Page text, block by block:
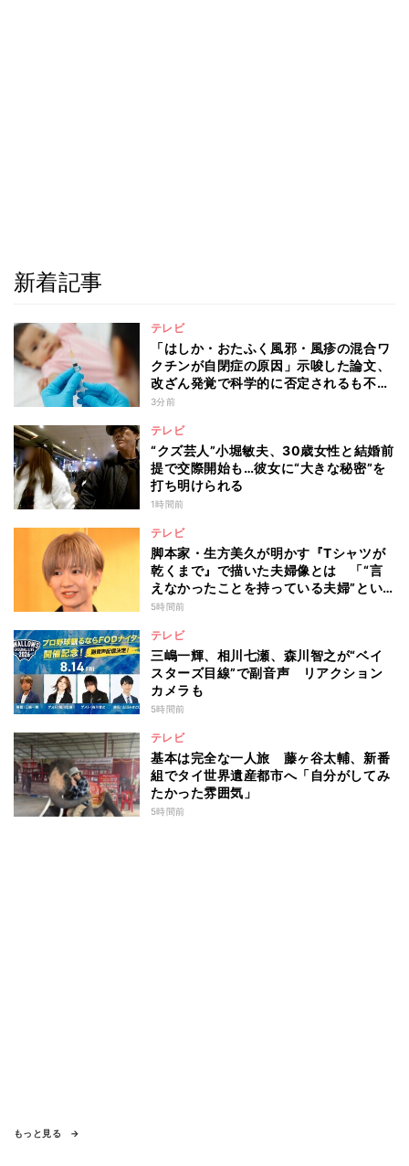
新着記事
テレビ
「はしか・おたふく風邪・風疹の混合ワ
クチンが自閉症の原因」示唆した論文、
改ざん発覚で科学的に否定されるも不安
消えず…科学者たちの反証はなぜ届かな
3分前
テレビ
“クズ芸人”小堀敏夫、30歳女性と結婚前
提で交際開始も…彼女に“大きな秘密”を
打ち明けられる
1時間前
テレビ
脚本家・生方美久が明かす『Tシャツが
乾くまで』で描いた夫婦像とは 「“言
えなかったことを持っている夫婦”とい
うのは面白いかも」
5時間前
テレビ
三嶋一輝、相川七瀬、森川智之が“ベイ
スターズ目線”で副音声 リアクション
カメラも
5時間前
テレビ
基本は完全な一人旅 藤ヶ谷太輔、新番
組でタイ世界遺産都市へ「自分がしてみ
たかった雰囲気」
5時間前
もっと見る